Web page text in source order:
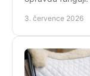
3. července 2026